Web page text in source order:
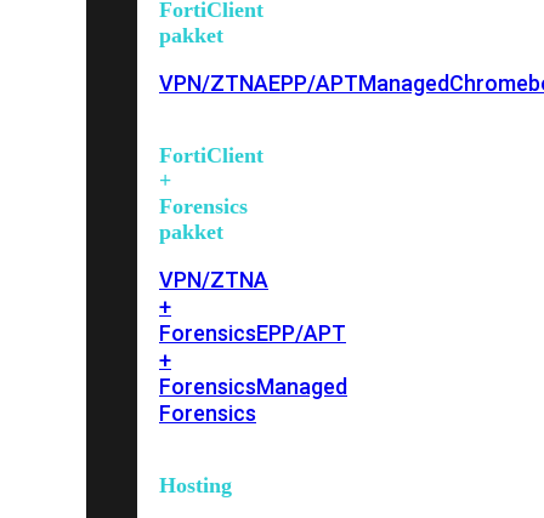
FortiClient
pakket
VPN/ZTNAEPP/APTManaged
FortiClient
+
Forensics
pakket
VPN/ZTNA
+
ForensicsEPP/APT
+
ForensicsManaged
Forensics
Hosting